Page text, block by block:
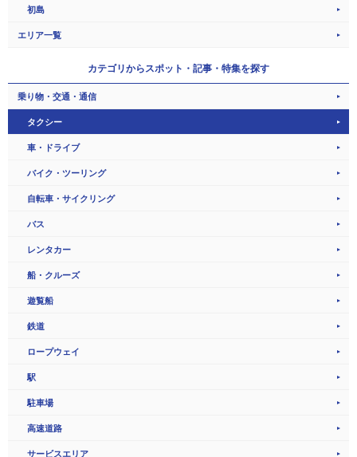
初島
エリア一覧
カテゴリからスポット・記事・特集を探す
乗り物・交通・通信
タクシー
車・ドライブ
バイク・ツーリング
自転車・サイクリング
バス
レンタカー
船・クルーズ
遊覧船
鉄道
ロープウェイ
駅
駐車場
高速道路
サービスエリア